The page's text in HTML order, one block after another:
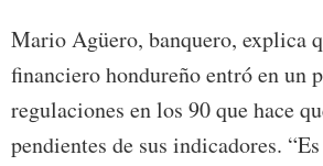
Mario Agüero, banquero, explica
financiero hondureño entró en un
regulaciones en los 90 que hace
pendientes de sus indicadores.